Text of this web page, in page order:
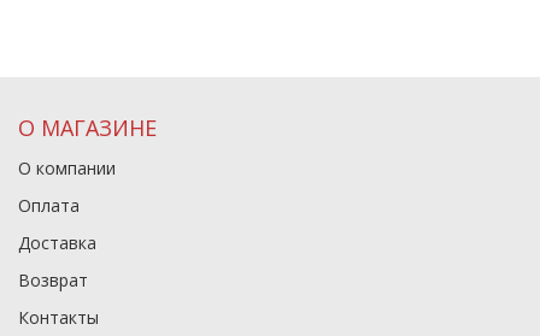
О МАГАЗИНЕ
О компании
Оплата
Доставка
Возврат
Контакты